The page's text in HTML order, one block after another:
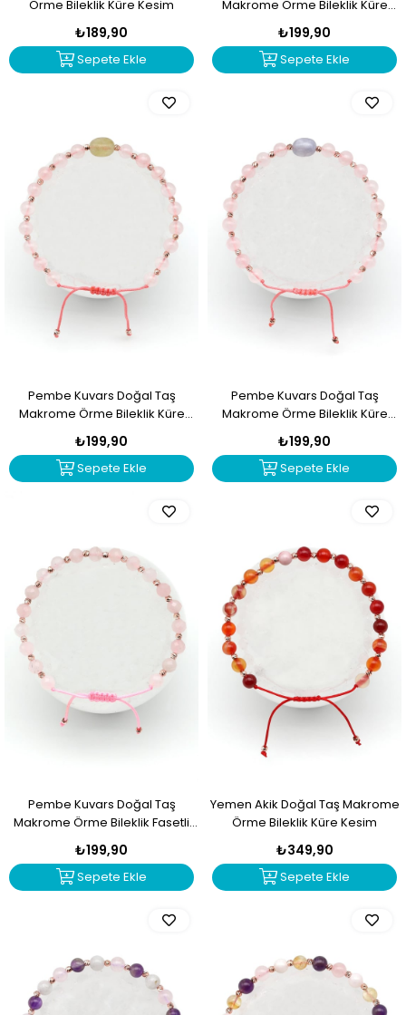
Örme Bileklik Küre Kesim
₺189,90
Sepete Ekle
Makrome Örme Bileklik Küre
Kesim
₺199,90
Sepete Ekle
Pembe Kuvars Doğal Taş
Makrome Örme Bileklik Küre
Kesim
₺199,90
Sepete Ekle
Pembe Kuvars Doğal Taş
Makrome Örme Bileklik Küre
Kesim
₺199,90
Sepete Ekle
Pembe Kuvars Doğal Taş
Makrome Örme Bileklik Fasetli
Küre Kesim
₺199,90
Sepete Ekle
Yemen Akik Doğal Taş Makrome
Örme Bileklik Küre Kesim
₺349,90
Sepete Ekle